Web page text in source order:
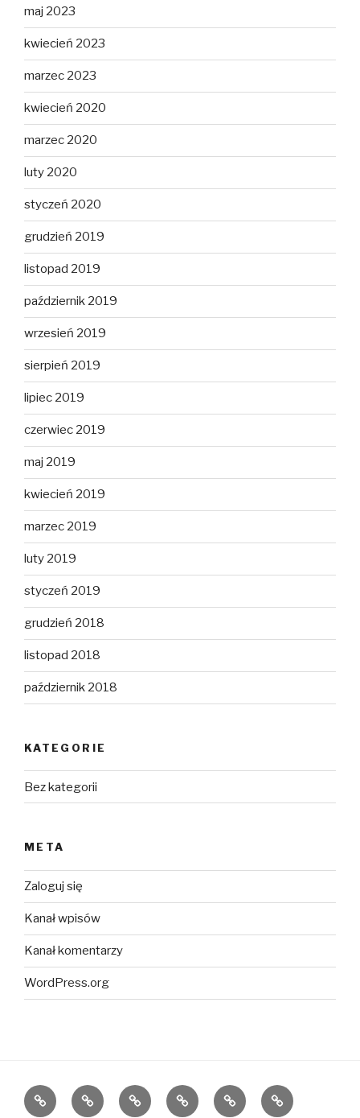
maj 2023
kwiecień 2023
marzec 2023
kwiecień 2020
marzec 2020
luty 2020
styczeń 2020
grudzień 2019
listopad 2019
październik 2019
wrzesień 2019
sierpień 2019
lipiec 2019
czerwiec 2019
maj 2019
kwiecień 2019
marzec 2019
luty 2019
styczeń 2019
grudzień 2018
listopad 2018
październik 2018
KATEGORIE
Bez kategorii
META
Zaloguj się
Kanał wpisów
Kanał komentarzy
WordPress.org
magia
kaszmiru
kaszmir moda
wełna
merino
alpaka alpaca